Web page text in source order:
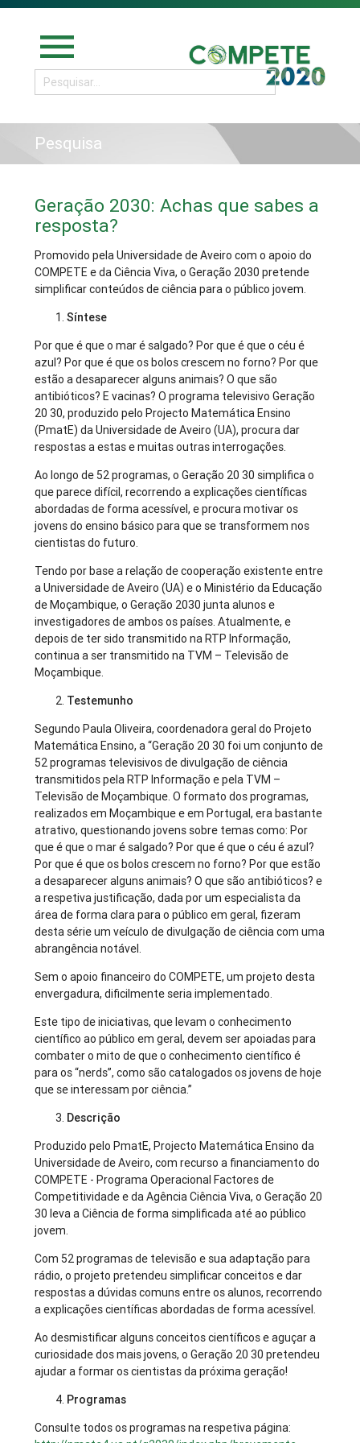
menu
Pesquisa
Geração 2030: Achas que sabes a
resposta?
Promovido pela Universidade de Aveiro com o apoio do
COMPETE e da Ciência Viva, o Geração 2030 pretende
simplificar conteúdos de ciência para o público jovem.
Síntese
Por que é que o mar é salgado? Por que é que o céu é
azul? Por que é que os bolos crescem no forno? Por que
estão a desaparecer alguns animais? O que são
antibióticos? E vacinas? O programa televisivo Geração
20 30, produzido pelo Projecto Matemática Ensino
(PmatE) da Universidade de Aveiro (UA), procura dar
respostas a estas e muitas outras interrogações.
Ao longo de 52 programas, o Geração 20 30 simplifica o
que parece difícil, recorrendo a explicações científicas
abordadas de forma acessível, e procura motivar os
jovens do ensino básico para que se transformem nos
cientistas do futuro.
Tendo por base a relação de cooperação existente entre
a Universidade de Aveiro (UA) e o Ministério da Educação
de Moçambique, o Geração 2030 junta alunos e
investigadores de ambos os países. Atualmente, e
depois de ter sido transmitido na RTP Informação,
continua a ser transmitido na TVM – Televisão de
Moçambique.
Testemunho
Segundo Paula Oliveira, coordenadora geral do Projeto
Matemática Ensino, a “Geração 20 30 foi um conjunto de
52 programas televisivos de divulgação de ciência
transmitidos pela RTP Informação e pela TVM –
Televisão de Moçambique. O formato dos programas,
realizados em Moçambique e em Portugal, era bastante
atrativo, questionando jovens sobre temas como: Por
que é que o mar é salgado? Por que é que o céu é azul?
Por que é que os bolos crescem no forno? Por que estão
a desaparecer alguns animais? O que são antibióticos? e
a respetiva justificação, dada por um especialista da
área de forma clara para o público em geral, fizeram
desta série um veículo de divulgação de ciência com uma
abrangência notável.
Sem o apoio financeiro do COMPETE, um projeto desta
envergadura, dificilmente seria implementado.
Este tipo de iniciativas, que levam o conhecimento
científico ao público em geral, devem ser apoiadas para
combater o mito de que o conhecimento científico é
para os “nerds”, como são catalogados os jovens de hoje
que se interessam por ciência.”
Descrição
Produzido pelo PmatE, Projecto Matemática Ensino da
Universidade de Aveiro, com recurso a financiamento do
COMPETE - Programa Operacional Factores de
Competitividade e da Agência Ciência Viva, o Geração 20
30 leva a Ciência de forma simplificada até ao público
jovem.
Com 52 programas de televisão e sua adaptação para
rádio, o projeto pretendeu simplificar conceitos e dar
respostas a dúvidas comuns entre os alunos, recorrendo
a explicações científicas abordadas de forma acessível.
Ao desmistificar alguns conceitos científicos e aguçar a
curiosidade dos mais jovens, o Geração 20 30 pretendeu
ajudar a formar os cientistas da próxima geração!
Programas
Consulte todos os programas na respetiva página: